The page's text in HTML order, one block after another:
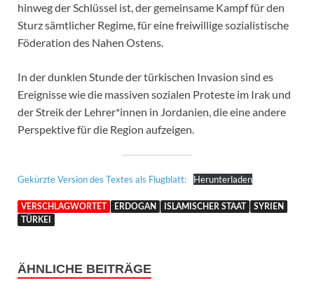
hinweg der Schlüssel ist, der gemeinsame Kampf für den
Sturz sämtlicher Regime, für eine freiwillige sozialistische
Föderation des Nahen Ostens.
In der dunklen Stunde der türkischen Invasion sind es
Ereignisse wie die massiven sozialen Proteste im Irak und
der Streik der Lehrer*innen in Jordanien, die eine andere
Perspektive für die Region aufzeigen.
Gekürzte Version des Textes als Flugblatt: Herunterladen
VERSCHLAGWORTET ERDOGAN ISLAMISCHER STAAT
SYRIEN
TÜRKEI
ÄHNLICHE BEITRÄGE